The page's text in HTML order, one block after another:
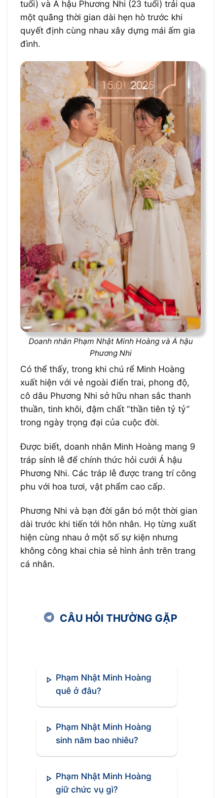
tuổi) và Á hậu Phương Nhi (23 tuổi) trải qua
một quãng thời gian dài hẹn hò trước khi
quyết định cùng nhau xây dựng mái ấm gia
đình.
Doanh nhân Phạm Nhật Minh Hoàng và Á hậu
Phương Nhi
Có thể thấy, trong khi chú rể Minh Hoàng
xuất hiện với vẻ ngoài điển trai, phong độ,
cô dâu Phương Nhi sở hữu nhan sắc thanh
thuần, tinh khôi, đậm chất “thần tiên tỷ tỷ”
trong ngày trọng đại của cuộc đời.
Được biết, doanh nhân Minh Hoàng mang 9
tráp sính lễ để chính thức hỏi cưới Á hậu
Phương Nhi. Các tráp lễ được trang trí công
phu với hoa tươi, vật phẩm cao cấp.
Phương Nhi và bạn đời gắn bó một thời gian
dài trước khi tiến tới hôn nhân. Họ từng xuất
hiện cùng nhau ở một số sự kiện nhưng
không công khai chia sẻ hình ảnh trên trang
cá nhân.
CÂU HỎI THƯỜNG GẶP
Phạm Nhật Minh Hoàng
quê ở đâu?
Phạm Nhật Minh Hoàng
sinh năm bao nhiêu?
Phạm Nhật Minh Hoàng
giữ chức vụ gì?